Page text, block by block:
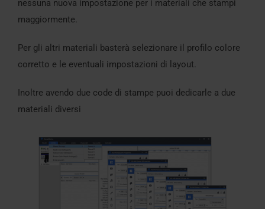
nessuna nuova impostazione per i materiali che stampi
maggiormente.
Per gli altri materiali basterà selezionare il profilo colore
corretto e le eventuali impostazioni di layout.
Inoltre avendo due code di stampe puoi dedicarle a due
materiali diversi